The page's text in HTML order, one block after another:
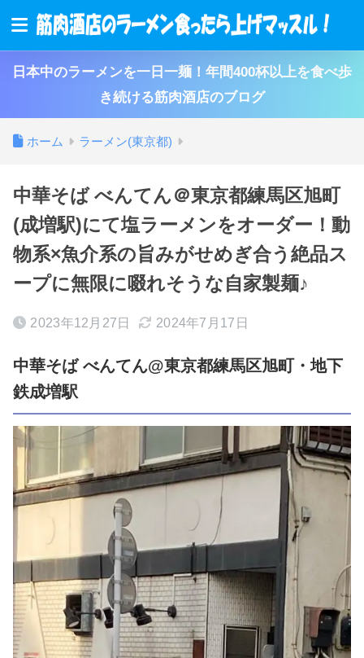
日本中のラーメンを一日一麺！年間400杯以上を食べ歩
き続ける筋肉酒店のブログ
ホーム ラーメン(東京都)
中華そば べんてん＠東京都練馬区旭町
(成増駅)にて塩ラーメンをオーダー！動
物系×魚介系の旨みがせめぎ合う絶品ス
ープに無限に啜れそうな自家製麺♪
2023年12月27日 2024年7月17日
中華そば べんてん@東京都練馬区旭町・地下
鉄成増駅